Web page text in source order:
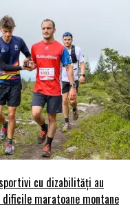
cu dizabilități au
maratoane montane